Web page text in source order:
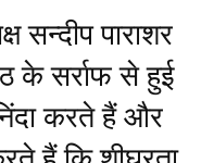
सन्दीप पाराशर
के सर्राफ से हुई
करते हैं और